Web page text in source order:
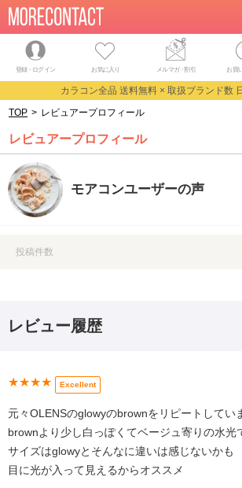
登録・ログイン お気に入り メルマガ・割引 お買
カラコン全品 送料無料 × 取扱ブランド数
TOP > レビュアープロフィール
レビュアープロフィール
モアコンユーザーの声
投稿件数
レビュー履歴
★★★★ Excellent
元々OLENSのglowyのbrownをリピートしてい
brownより少し白っぽくてベージュ寄りの水光
サイズはglowyとそんなに違いは感じないかも
目に光が入って見えるからオススメ